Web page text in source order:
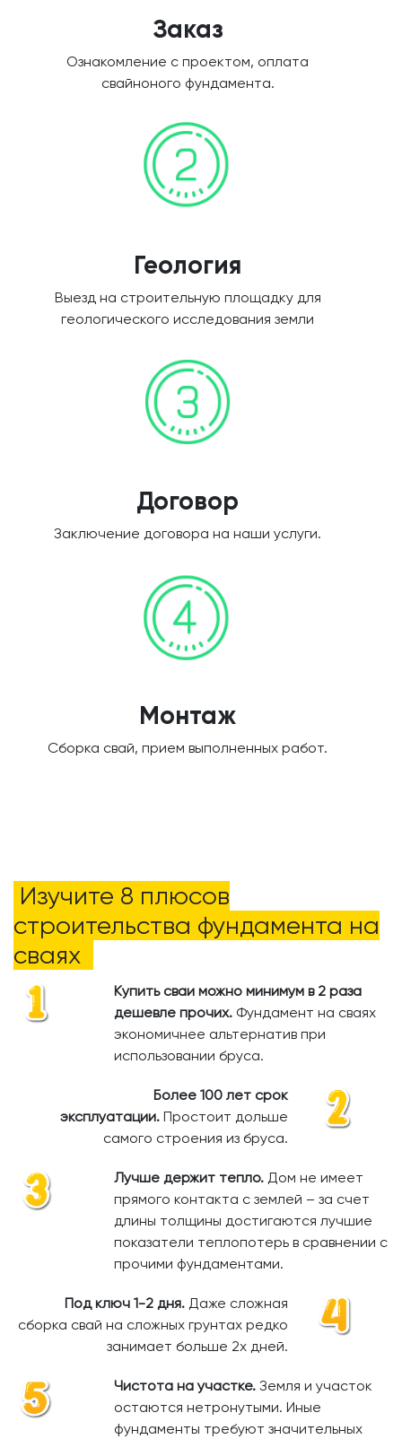
Заказ
Ознакомление с проектом, оплата
свайноного фундамента.
Геология
Выезд на строительную площадку для
геологического исследования земли
Договор
Заключение договора на наши услуги.
Монтаж
Сборка свай, прием выполненных работ.
Изучите 8 плюсов
строительства фундамента на
сваях
Купить сваи можно минимум в 2 раза
дешевле прочих. Фундамент на сваях
экономичнее альтернатив при
использовании бруса.
Более 100 лет срок
эксплуатации. Простоит дольше
самого строения из бруса.
Лучше держит тепло. Дом не имеет
прямого контакта с землей – за счет
длины толщины достигаются лучшие
показатели теплопотерь в сравнении с
прочими фундаментами.
Под ключ 1-2 дня. Даже сложная
сборка свай на сложных грунтах редко
занимает больше 2х дней.
Чистота на участке. Земля и участок
остаются нетронутыми. Иные
фундаменты требуют значительных